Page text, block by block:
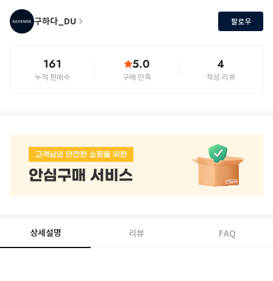
구하다_DU 팔로우
161
누적 판매수
5.0
구매 만족
4
작성 리뷰
상세설명 리뷰 FAQ